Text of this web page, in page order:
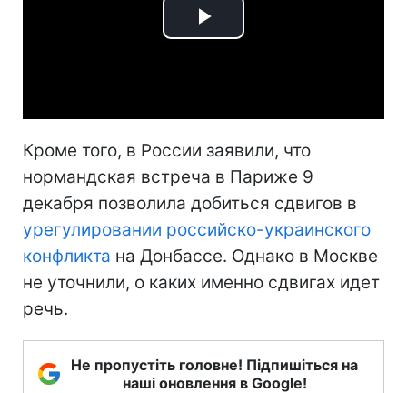
Play
Кроме того, в России заявили, что
нормандская встреча в Париже 9
декабря позволила добиться сдвигов в
урегулировании российско-украинского
конфликта на Донбассе. Однако в Москве
не уточнили, о каких именно сдвигах идет
речь.
Не пропустіть головне! Підпишіться на
наші оновлення в Google!